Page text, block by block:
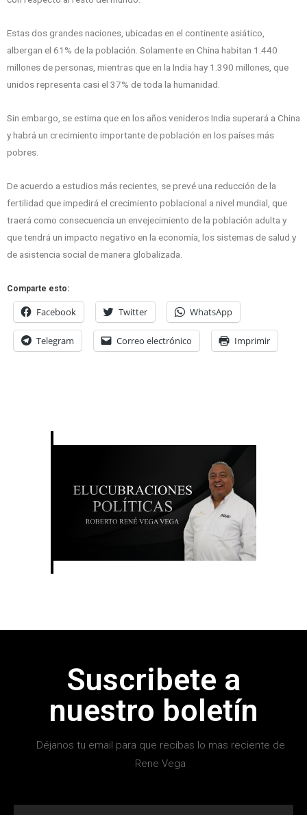
Estas dos grandes naciones, ubicadas en el continente asiático,
albergan el 61% de la población. Solamente en China habitan 1.440
millones de personas, mientras que en la India hay 1.390 millones, que
unidos representa casi el 37% de toda la humanidad.
Sin embargo, se estima que en los años venideros India superará a China
y habrá un crecimiento importante de población en los países más
pobres.
De acuerdo a estudios más recientes, se prevé una reducción de la
fertilidad que impedirá el crecimiento poblacional a nivel mundial, que
traerá como consecuencia un envejecimiento de la población adulta y
que tendrá un impacto negativo en la economía, los sistemas de salud y
de asistencia social de manera globalizada.
Comparte esto:
Facebook Twitter WhatsApp
Telegram Correo electrónico Imprimir
Suscribete a
nuestro boletín
Déjanos tu email para que recibas lo mas reciente de
Rene Vega